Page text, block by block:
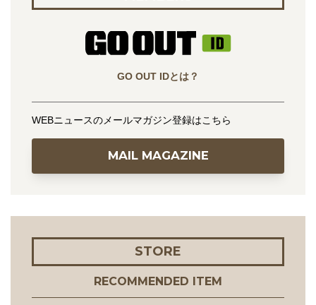
GO OUT IDとは？
WEBニュースのメールマガジン登録はこちら
MAIL MAGAZINE
STORE
RECOMMENDED ITEM